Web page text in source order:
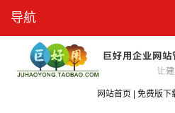
导航
网站首页 | 免费版下